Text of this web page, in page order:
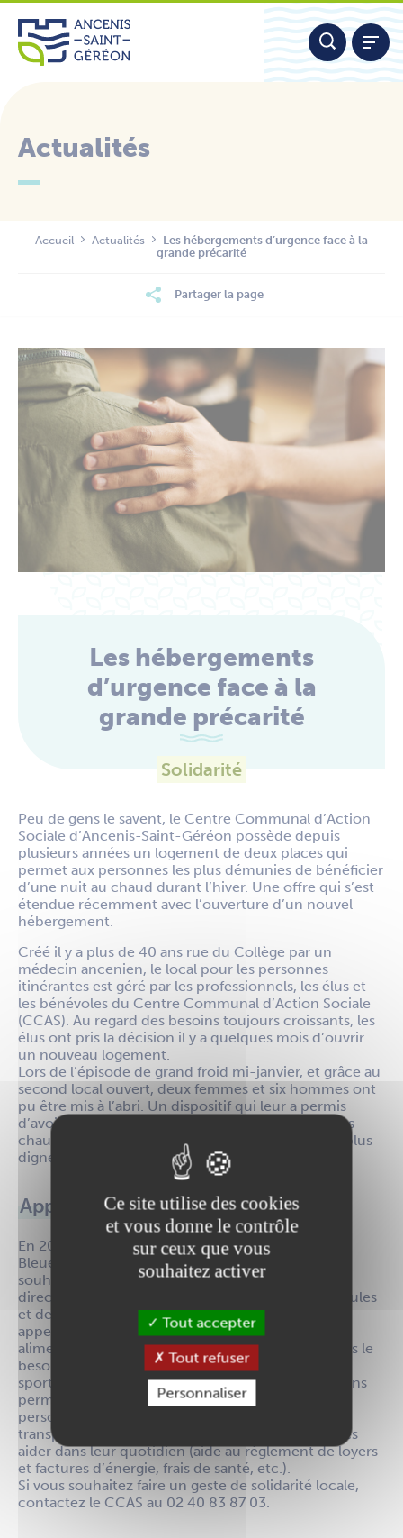
Aller
contenu
Actualités
Accueil Actualités
Les hébergements d’urgence face à la
grande précarité
Partager la page
Les hébergements
d’urgence face à la
grande précarité
Solidarité
Peu de gens le savent, le Centre Communal d’Action
Sociale d’Ancenis-Saint-Géréon possède depuis
plusieurs années un logement de deux places qui
permet aux personnes les plus démunies de bénéficier
d’une nuit au chaud durant l’hiver. Une offre qui s’est
étendue récemment avec l’ouverture d’un nouvel
hébergement.
Créé il y a plus de 40 ans rue du Collège par un
médecin ancenien, le local pour les personnes
itinérantes est géré par les professionnels, les élus et
les bénévoles du Centre Communal d’Action Sociale
(CCAS). Au regard des besoins toujours croissants, les
élus ont pris la décision il y a quelques mois d’ouvrir
un nouveau logement.
Lors de l’épisode de grand froid mi-janvier, et grâce au
second local ouvert, deux femmes et six hommes ont
pu être mis à l’abri. Un dispositif qui leur a permis
d’avoir un temps de répit à l’abri du froid, un repas
chaud mais également des conditions d’hygiène plus
dignes.
Appel aux dons
En 2024, le CCAS a organisé la première Semaine
Bleue, en lien avec de nombreux partenaires, et
souhaite continuer à développer des actions en
direction des seniors, mais aussi des personnes seules
et des familles qui rencontrent des difficultés. Cet
appel aux dons permettra de compléter les colis
alimentaires lors des distributions aux familles dans le
besoin et de financer des activités périscolaires et
sportives pour les enfants sur la commune. Les dons
permettront aussi de faciliter la mobilité des
personnes en difficulté (bon d’essence ou ticket
transport), les soutenir dans leur formation ou à les
aider dans leur quotidien (aide au règlement de loyers
et factures d’énergie, frais de santé, etc.).
Si vous souhaitez faire un geste de solidarité locale,
contactez le CCAS au 02 40 83 87 03.
Panneau de gestion des cookies
Ce site utilise des cookies
et vous donne le contrôle
sur ceux que vous
souhaitez activer
Tout accepter
Tout refuser
Personnaliser